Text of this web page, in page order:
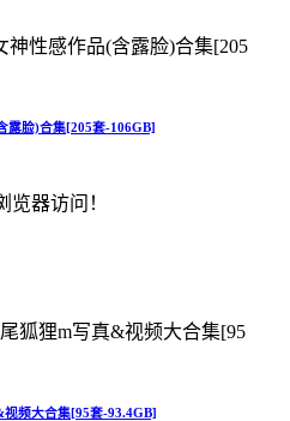
露脸)合集[205套-106GB]
频大合集[95套-93.4GB]